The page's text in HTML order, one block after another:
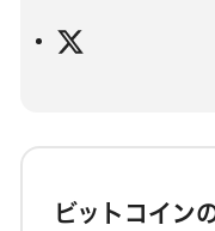
ビットコイン